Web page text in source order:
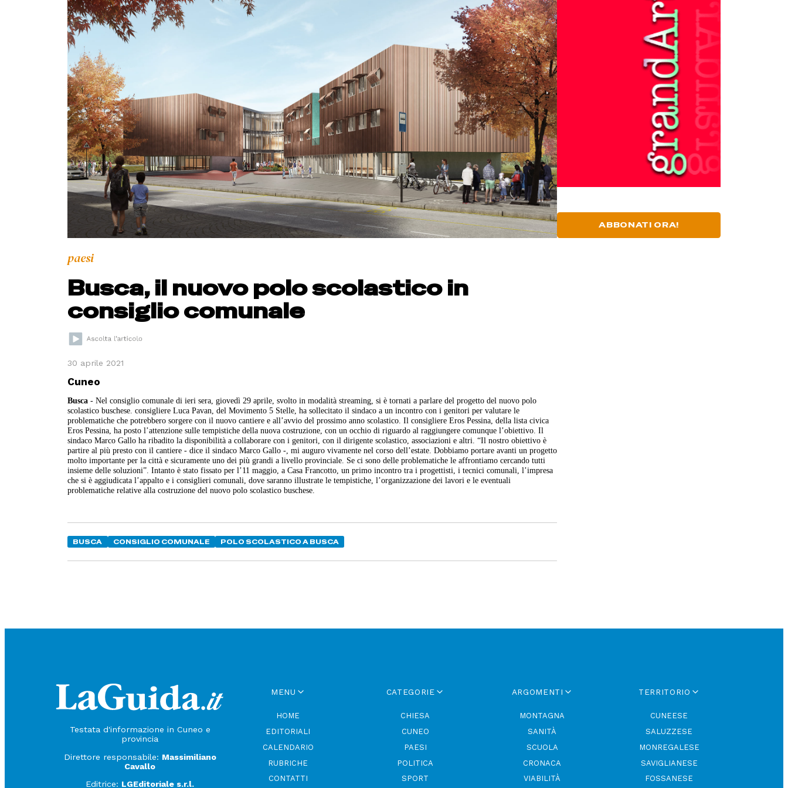
paesi
Busca, il nuovo polo scolastico in
consiglio comunale
30 aprile 2021
Cuneo
Busca - Nel consiglio comunale di ieri sera, giovedì 29 aprile, svolto in modalità streaming, si è tornati a parlare del progetto del nuovo polo
scolastico buschese. consigliere Luca Pavan, del Movimento 5 Stelle, ha sollecitato il sindaco a un incontro con i genitori per valutare le
problematiche che potrebbero sorgere con il nuovo cantiere e all’avvio del prossimo anno scolastico. Il consigliere Eros Pessina, della lista civica
Eros Pessina, ha posto l’attenzione sulle tempistiche della nuova costruzione, con un occhio di riguardo al raggiungere comunque l’obiettivo. Il
sindaco Marco Gallo ha ribadito la disponibilità a collaborare con i genitori, con il dirigente scolastico, associazioni e altri. “Il nostro obiettivo è
partire al più presto con il cantiere - dice il sindaco Marco Gallo -, mi auguro vivamente nel corso dell’estate. Dobbiamo portare avanti un progetto
molto importante per la città e sicuramente uno dei più grandi a livello provinciale. Se ci sono delle problematiche le affrontiamo cercando tutti
insieme delle soluzioni”. Intanto è stato fissato per l’11 maggio, a Casa Francotto, un primo incontro tra i progettisti, i tecnici comunali, l’impresa
che si è aggiudicata l’appalto e i consiglieri comunali, dove saranno illustrate le tempistiche, l’organizzazione dei lavori e le eventuali
problematiche relative alla costruzione del nuovo polo scolastico buschese.
BUSCA CONSIGLIO COMUNALE POLO SCOLASTICO A BUSCA
ABBONATI ORA!
Testata d'informazione in Cuneo e
provincia
Direttore responsabile: Massimiliano
Cavallo
Editrice: LGEditoriale s.r.l.
MENU
HOME
EDITORIALI
CALENDARIO
RUBRICHE
CONTATTI
CATEGORIE
CHIESA
CUNEO
PAESI
POLITICA
SPORT
ARGOMENTI
MONTAGNA
SANITÀ
SCUOLA
CRONACA
VIABILITÀ
TERRITORIO
CUNEESE
SALUZZESE
MONREGALESE
SAVIGLIANESE
FOSSANESE